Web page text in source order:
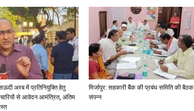
अरब में प्रतिनियुक्ति हेतु
से आवेदन आमंत्रित, अंतिम
मिर्जापुर: सहकारी बैंक की प्रबंध समिति की बैठक
संपन्न